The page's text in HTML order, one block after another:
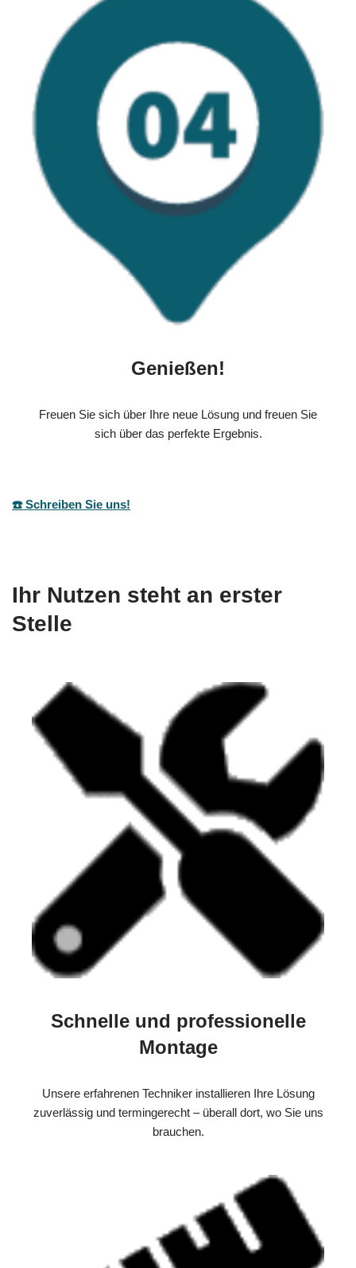
Genießen!
Freuen Sie sich über Ihre neue Lösung und freuen Sie
sich über das perfekte Ergebnis.
☎️ Schreiben Sie uns!
Ihr Nutzen steht an erster
Stelle
Schnelle und professionelle
Montage
Unsere erfahrenen Techniker installieren Ihre Lösung
zuverlässig und termingerecht – überall dort, wo Sie uns
brauchen.